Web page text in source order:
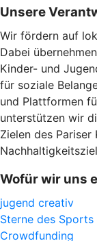
Unsere
Wir fördern auf
Dabei
Kinder- und
für soziale
und Plattformen
unterstützen wir
Zielen des
Wofür wir uns
jugend creativ
Sterne des Sports
Crowdfunding